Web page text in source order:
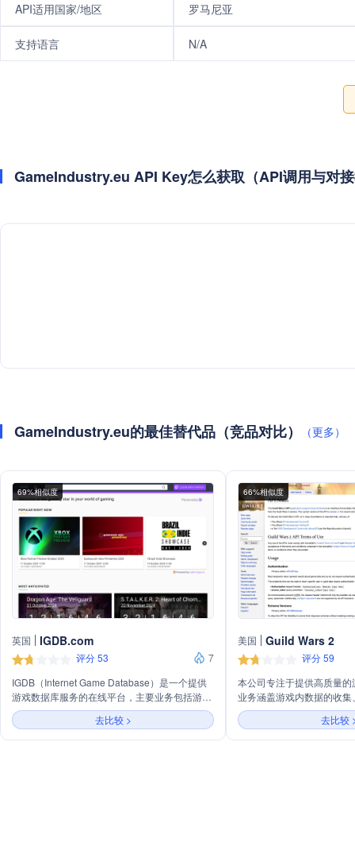
API适用国家/地区 罗马尼亚
支持语言 N/A
GameIndustry.eu API Key怎么获取（API调用与对
GameIndustry.eu的最佳替代品（竞品对比） （更多）
69%相似度
英国 IGDB.com
评分 53
7
IGDB（Internet Game Database）是一个提供
游戏数据库服务的在线平台，主要业务包括游戏
信息查询、游戏评分、游戏新闻和社区讨论等，
为游戏爱好者和开发者提供全面的行业资源和数
据支持。
去比较 >
66%相似度
美国 Guild Wars 2
评分 59
本公司专注于提供高质量
业务涵盖游戏内数据的收
先进的技术手段，我们为
深度的数据支持，助力游
去比较